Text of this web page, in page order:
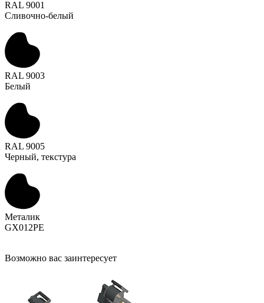
RAL 9001
Сливочно-белый
RAL 9003
Белый
RAL 9005
Черный, текстура
Металик
GX012PE
Возможно вас заинтересует